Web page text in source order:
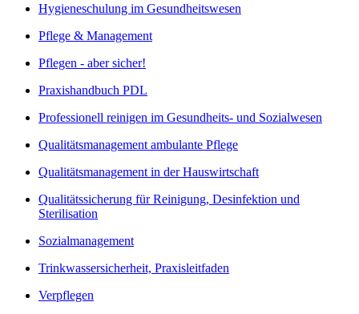
Hygieneschulung im Gesundheitswesen
Pflege & Management
Pflegen - aber sicher!
Praxishandbuch PDL
Professionell reinigen im Gesundheits- und Sozialwesen
Qualitätsmanagement ambulante Pflege
Qualitätsmanagement in der Hauswirtschaft
Qualitätssicherung für Reinigung, Desinfektion und
Sterilisation
Sozialmanagement
Trinkwassersicherheit, Praxisleitfaden
Verpflegen